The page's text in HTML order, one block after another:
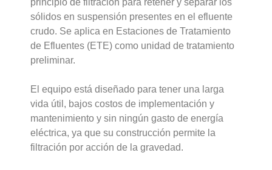
sólidos en suspensión presentes en el efluente
crudo. Se aplica en Estaciones de Tratamiento
de Efluentes (ETE) como unidad de tratamiento
preliminar.
El equipo está diseñado para tener una larga
vida útil, bajos costos de implementación y
mantenimiento y sin ningún gasto de energía
eléctrica, ya que su construcción permite la
filtración por acción de la gravedad.